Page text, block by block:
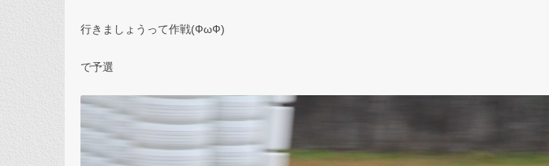
行きましょうって作戦(ФωФ)
で予選